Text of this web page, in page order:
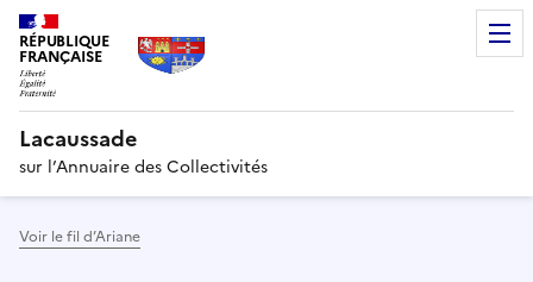
RÉPUBLIQUE
FRANÇAISE
Lacaussade
sur l’Annuaire des Collectivités
Voir le fil d’Ariane